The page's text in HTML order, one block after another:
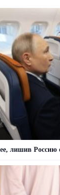
лишив Россию